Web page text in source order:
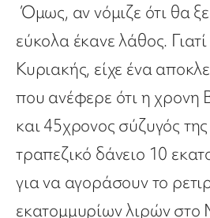
Όμως, αν νόμιζε ότι θα
εύκολα έκανε λάθος.
Κυριακής, είχε ένα
που ανέφερε ότι η χρονη
και 45χρονος σύζυγός
τραπεζικό δάνειο 10
για να αγοράσουν το
εκατομμυρίων λιρών στο